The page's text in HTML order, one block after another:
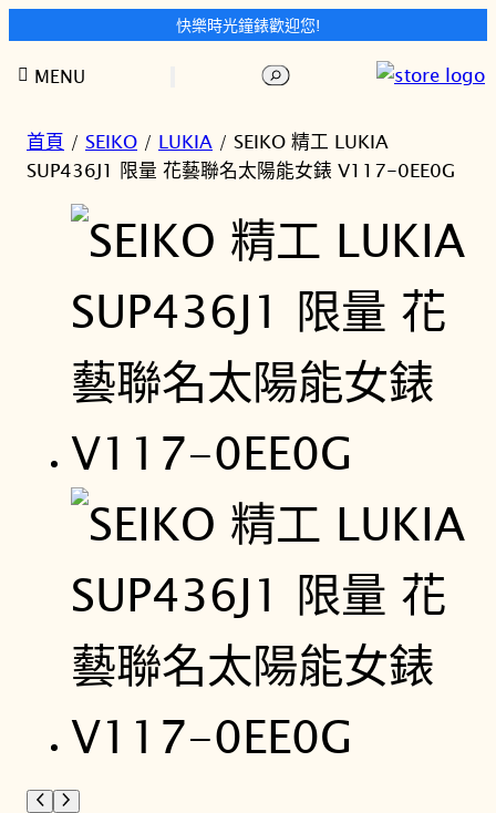
快樂時光鐘錶歡迎您!
至
搜
MENU
首頁 / SEIKO / LUKIA / SEIKO 精工 LUKIA
SUP436J1 限量 花藝聯名太陽能女錶 V117-0EE0G